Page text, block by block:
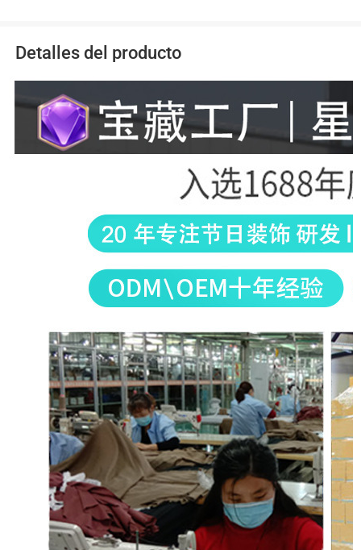
Detalles del producto